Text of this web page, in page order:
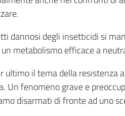
dannosi degli insetticidi si
metabolismo efficace a
ultimo il tema della resistenza
Un fenomeno grave e
disarmati di fronte ad uno